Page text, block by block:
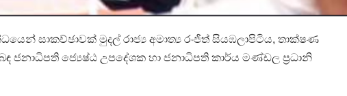
සාකච්ඡාවක් මුදල් රාජ්‍ය අමාත්‍ය රංජිත් සියඹලාපිටිය, තාක්ෂණ
ජනාධිපති ජ්‍යෙෂ්ඨ උපදේශක හා ජනාධිපති කාර්ය මණ්ඩල ප්‍රධානි